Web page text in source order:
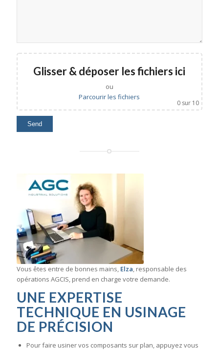
Glisser & déposer les fichiers ici
ou
Parcourir les fichiers
0 sur 10
Vous êtes entre de bonnes mains, Elza, responsable des
opérations AGCIS, prend en charge votre demande.
UNE EXPERTISE
TECHNIQUE EN USINAGE
DE PRÉCISION
Pour faire usiner vos composants sur plan, appuyez vous